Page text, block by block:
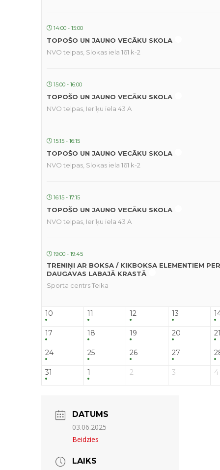
14:00 - 15:00
TOPOŠO UN JAUNO VECĀKU SKOLA
NVO telpas, Slokas iela 161 k-2
15:00 - 16:00
TOPOŠO UN JAUNO VECĀKU SKOLA
NVO telpas, Ieriķu iela 43 A
15:15 - 16:15
TOPOŠO UN JAUNO VECĀKU SKOLA
NVO telpas, Slokas iela 161 k-2
16:15 - 17:15
TOPOŠO UN JAUNO VECĀKU SKOLA
NVO telpas, Ieriķu iela 43 A
19:00 - 19:45
TRENIŅI AR BOKSA / KIKBOKSA ELEMENTIEM
DAUGAVAS LABAJĀ KRASTĀ
Sporta centrs Teika
10 11 12 13
17 18 19 20
24 25 26 27
31 1 2 3 4
DATUMS
03.06.2025
Beidzies
LAIKS